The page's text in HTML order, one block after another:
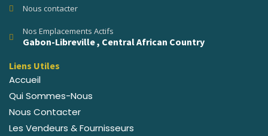
Nous contacter
Nos Emplacements Actifs
Gabon-Libreville , Central African Country
Liens Utiles
Accueil
Qui Sommes-Nous
Nous Contacter
Les Vendeurs & Fournisseurs